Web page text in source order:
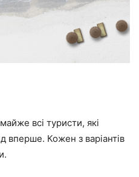
всі туристи, які
вперше. Кожен з варіантів